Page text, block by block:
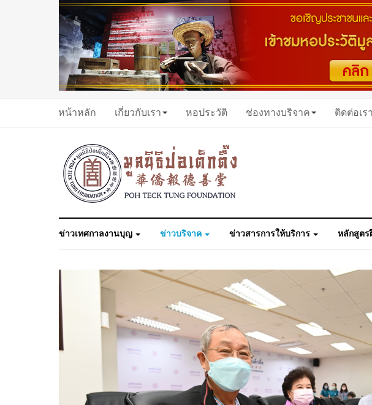
หน้าหลัก เกี่ยวกับเรา หอประวัติ ช่องทางบริจาค ติดต่อเรา
ข่าวเทศกาลงานบุญ ข่าวบริจาค ข่าวสารการให้บริการ หลักสูตร